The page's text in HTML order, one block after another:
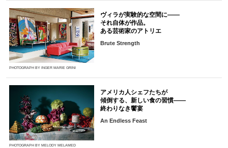
PHOTOGRAPH BY INGER MARIE GRINI
ヴィラが実験的な空間に――
それ自体が作品。
ある芸術家のアトリエ
Brute Strength
PHOTOGRAPH BY MELODY MELAMED
アメリカ人シェフたちが
傾倒する、新しい食の習慣――
終わりなき饗宴
An Endless Feast